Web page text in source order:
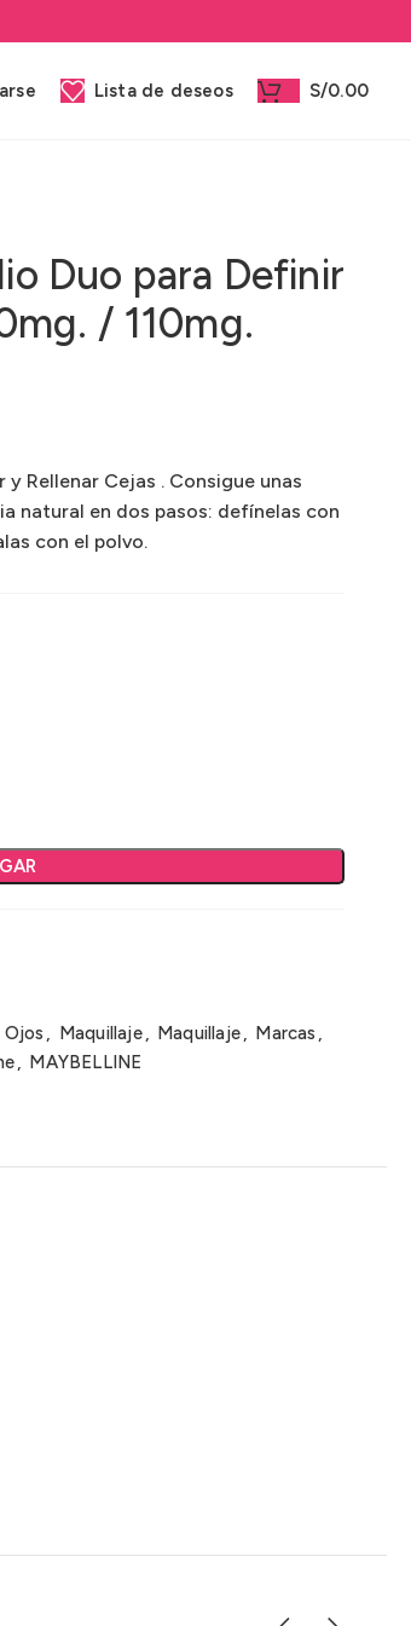
Lista de deseos S/0.00
Duo para Definir
/ 110mg.
Rellenar Cejas . Consigue unas
natural en dos pasos: defínelas con
con el polvo.
Ojos , Maquillaje, Maquillaje, Marcas ,
, MAYBELLINE